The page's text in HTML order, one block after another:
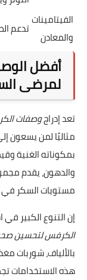
الفيتامينات
والمعادن
تدعم
أفضل
لمرضى
تعد إدراجوصفات
مثاليًا لمن يسعون
بمكوناته الغنية
والدهون، يقدم
مستويات السكر في
إن التنوع الكبير
الكرفس لتحسين
بالألياف، شوربات
هذه الاستخدامات